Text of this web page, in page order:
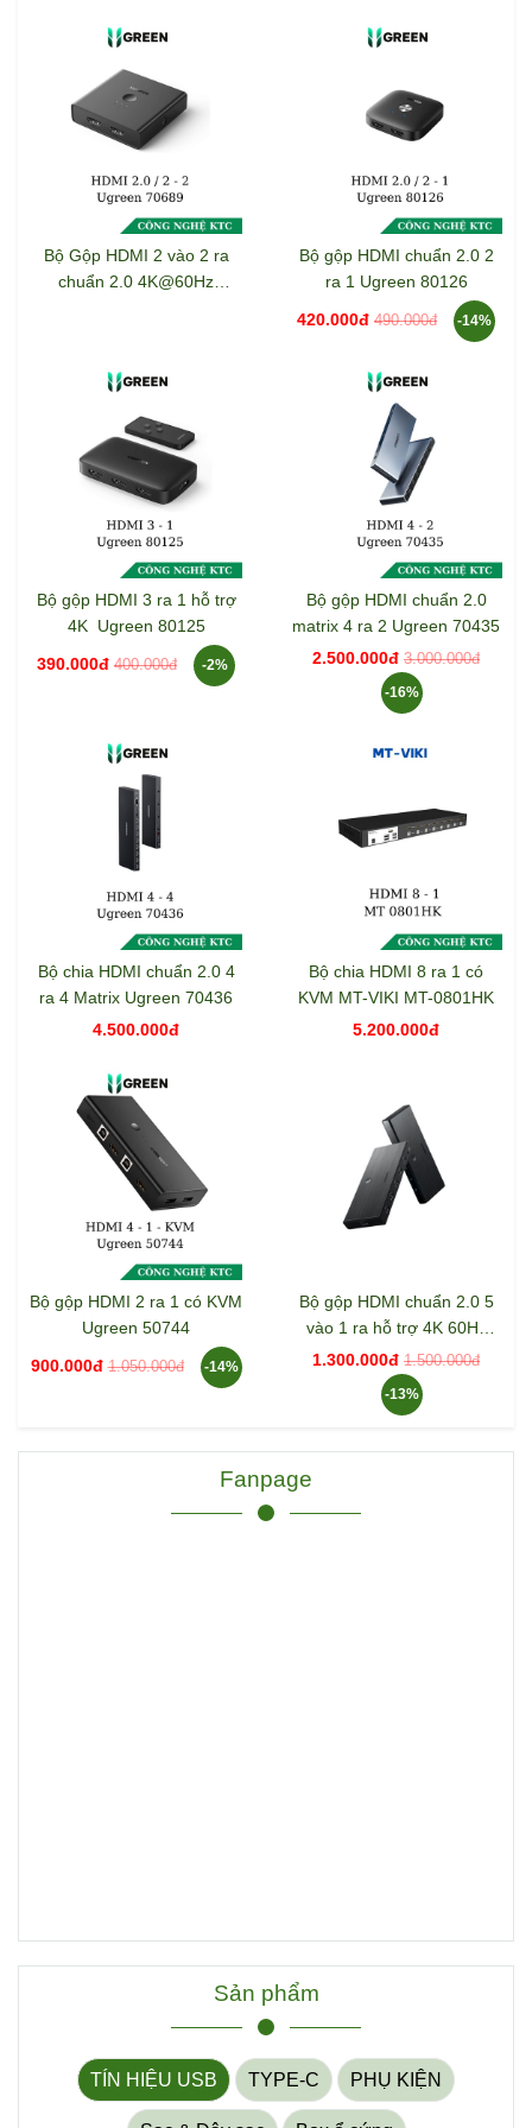
Bộ Gộp HDMI 2 vào 2 ra
chuẩn 2.0 4K@60Hz
Bộ gộp HDMI chuẩn 2.0 2
ra 1 Ugreen 80126
420.000đ 490.000đ -14%
Bộ gộp HDMI 3 ra 1 hỗ trợ
4K Ugreen 80125
390.000đ 400.000đ -2%
Bộ gộp HDMI chuẩn 2.0
matrix 4 ra 2 Ugreen 70435
2.500.000đ 3.000.000đ
-16%
Bộ chia HDMI chuẩn 2.0 4
ra 4 Matrix Ugreen 70436
4.500.000đ
Bộ chia HDMI 8 ra 1 có
KVM MT-VIKI MT-0801HK
5.200.000đ
Bộ gộp HDMI 2 ra 1 có KVM
Ugreen 50744
900.000đ 1.050.000đ -14%
Bộ gộp HDMI chuẩn 2.0 5
vào 1 ra hỗ trợ 4K 60Hz
Ugreen 50710
1.300.000đ 1.500.000đ
-13%
Fanpage
Sản phẩm
TÍN HIỆU USB TYPE-C PHỤ KIỆN